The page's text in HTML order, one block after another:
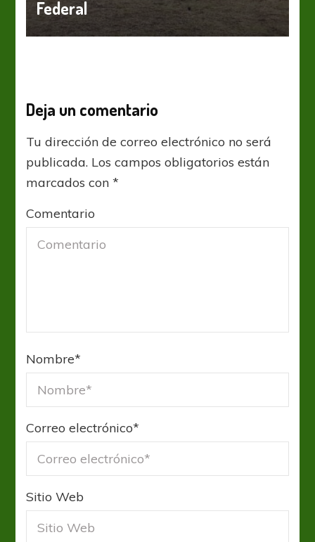
Federal
Deja un comentario
Tu dirección de correo electrónico no será
publicada. Los campos obligatorios están
marcados con*
Comentario
Nombre*
Correo electrónico*
Sitio Web